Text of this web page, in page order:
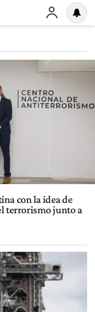
con la idea de
terrorismo junto a